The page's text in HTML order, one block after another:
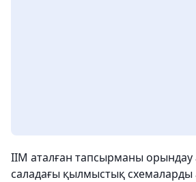
ІІМ аталған тапсырманы
саладағы қылмыстық